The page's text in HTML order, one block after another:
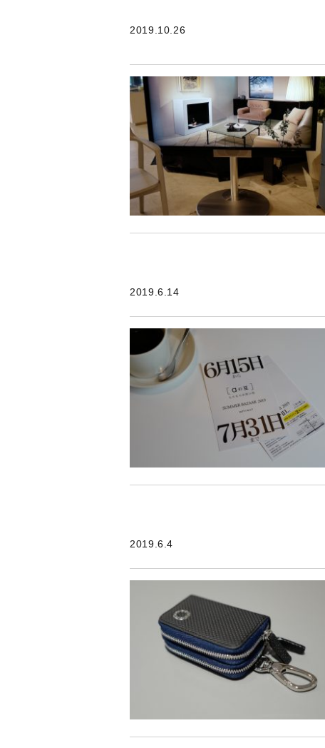
2019.10.26
2019.6.14
2019.6.4